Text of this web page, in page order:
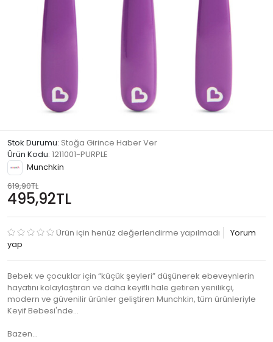
Stok Durumu: Stoğa Girince Haber Ver
Ürün Kodu: 1211001-PURPLE
Munchkin
619,90TL
495,92TL
Ürün için henüz değerlendirme yapılmadı
Yorum
yap
Bebek ve çocuklar için “küçük şeyleri” düşünerek ebeveynlerin
hayatını kolaylaştıran ve daha keyifli hale getiren yenilikçi,
modern ve güvenilir ürünler geliştiren Munchkin, tüm ürünleriyle
Keyif Bebesi'nde...
Bazen…